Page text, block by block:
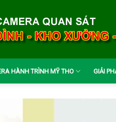
HÀNH TRÌNH MỸ THO GIẢI